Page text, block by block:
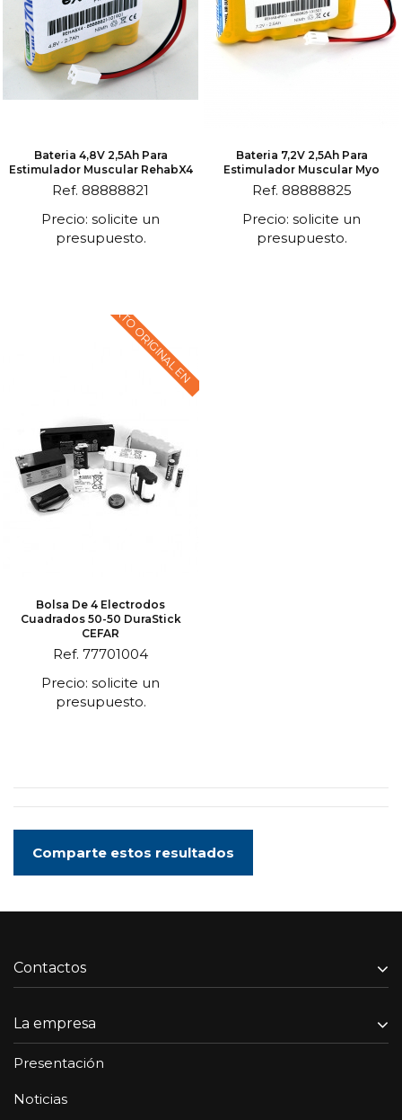
Bateria 4,8V 2,5Ah Para
Estimulador Muscular RehabX4
Ref. 88888821
Precio: solicite un
presupuesto.
Bateria 7,2V 2,5Ah Para
Estimulador Muscular Myo
Ref. 88888825
Precio: solicite un
presupuesto.
TEXTO ORIGINAL EN
Bolsa De 4 Electrodos
Cuadrados 50-50 DuraStick
CEFAR
Ref. 77701004
Precio: solicite un
presupuesto.
Comparte estos resultados
Contactos
La empresa
Presentación
Noticias